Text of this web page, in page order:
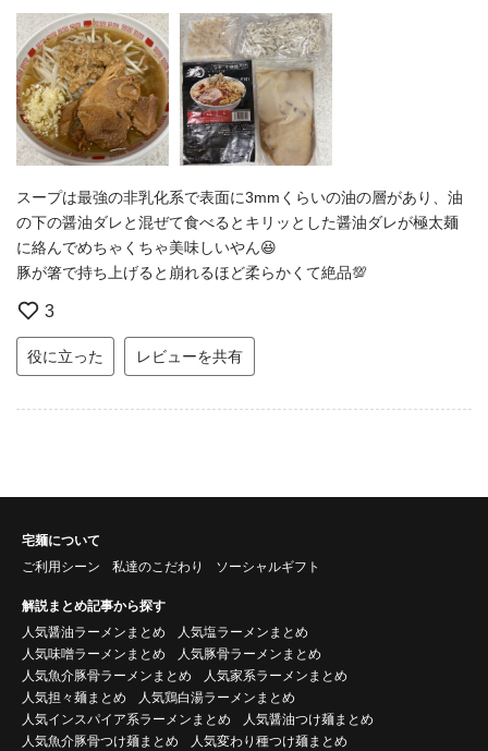
スープは最強の非乳化系で表面に3mmくらいの油の層があり、油
の下の醤油ダレと混ぜて食べるとキリッとした醤油ダレが極太麺
に絡んでめちゃくちゃ美味しいやん😆
豚が箸で持ち上げると崩れるほど柔らかくて絶品💯
3
役に立った レビューを共有
宅麺について
ご利用シーン
私達のこだわり ソーシャルギフト
解説まとめ記事から探す
人気醤油ラーメンまとめ
人気塩ラーメンまとめ
人気味噌ラーメンまとめ
人気豚骨ラーメンまとめ
人気魚介豚骨ラーメンまとめ
人気家系ラーメンまとめ
人気担々麺まとめ
人気鶏白湯ラーメンまとめ
人気インスパイア系ラーメンまとめ
人気醤油つけ麺まとめ
人気魚介豚骨つけ麺まとめ
人気変わり種つけ麺まとめ